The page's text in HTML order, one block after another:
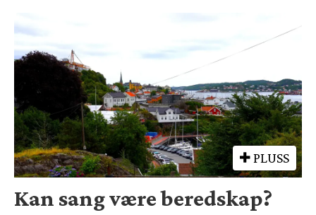
PLUSS
Kan sang være beredskap?